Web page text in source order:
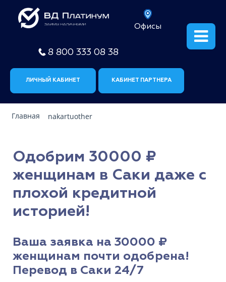
Офисы
8 800 333 08 38
ЛИЧНЫЙ КАБИНЕТ КАБИНЕТ ПАРТНЕРА
Главная nakartuother
Одобрим 30000 ₽
женщинам в Саки даже с
плохой кредитной
историей!
Ваша заявка на 30000 ₽
женщинам почти одобрена!
Перевод в Саки 24/7